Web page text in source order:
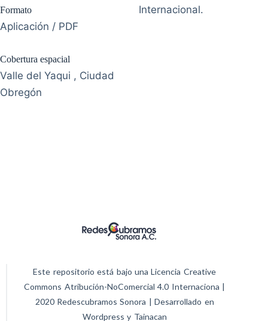
Formato
Aplicación / PDF
Cobertura espacial
Valle del Yaqui , Ciudad
Obregón
Internacional.
Este repositorio está bajo una Licencia Creative
Commons Atribución-NoComercial 4.0 Internaciona |
2020 Redescubramos Sonora | Desarrollado en
Wordpress y Tainacan